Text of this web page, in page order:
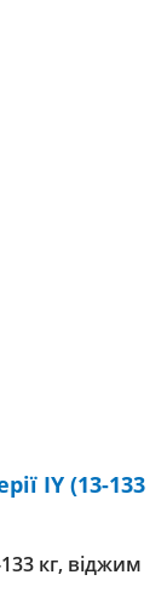
IY (13-133
кг, віджим